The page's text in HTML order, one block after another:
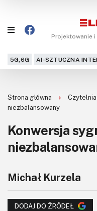
Projektowanie
5G,6G AI-SZTUCZNA
Projekty
Kursy
DIY+
Czytelnia
Dla Ciebie
Strona główna Czytelnia
niezbalansowany
Konwersja
Michał Kurzela
DODAJ DO ŹRÓDEŁ